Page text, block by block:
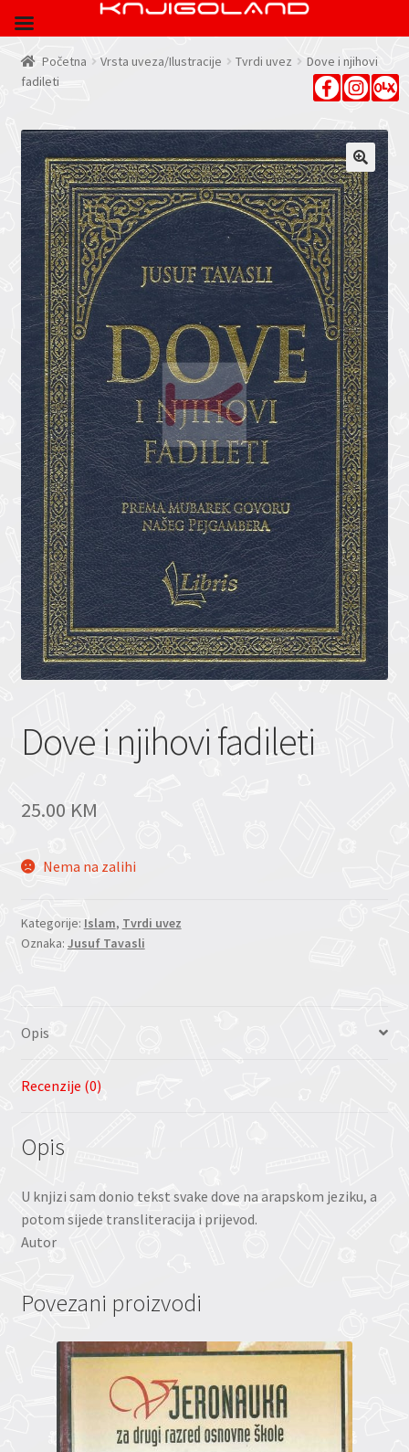
Početna Vrsta uveza/Ilustracije Tvrdi uvez
Dove i njihovi
fadileti
Dove i njihovi fadileti
25.00 KM
Nema na zalihi
Kategorije: Islam, Tvrdi uvez
Oznaka: Jusuf Tavasli
Opis
Recenzije (0)
Opis
U knjizi sam donio tekst svake dove na arapskom jeziku, a
potom sijede transliteracija i prijevod.
Autor
Povezani proizvodi